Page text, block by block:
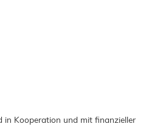
in Kooperation und mit finanzieller